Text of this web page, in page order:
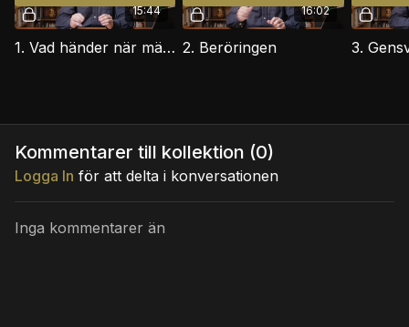
15:44
1. Vad händer när människor möter Gud?
16:02
2. Beröringen 3.
Kommentarer till kollektion (0)
Logga In för att delta i konversationen
Inga kommentarer än